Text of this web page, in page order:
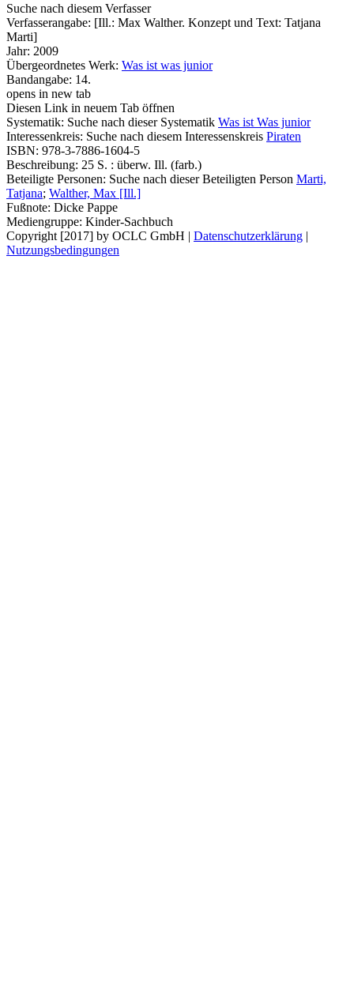
Suche nach diesem Verfasser
Verfasserangabe: [Ill.: Max Walther. Konzept und Text: Tatjana
Marti]
Jahr: 2009
Übergeordnetes Werk: Was ist was junior
Bandangabe: 14.
opens in new tab
Diesen Link in neuem Tab öffnen
Systematik: Suche nach dieser Systematik Was ist Was junior
Interessenkreis: Suche nach diesem Interessenskreis Piraten
ISBN: 978-3-7886-1604-5
Beschreibung: 25 S. : überw. Ill. (farb.)
Beteiligte Personen: Suche nach dieser Beteiligten Person Marti,
Tatjana; Walther, Max [Ill.]
Fußnote: Dicke Pappe
Mediengruppe: Kinder-Sachbuch
Copyright [2017] by OCLC GmbH | Datenschutzerklärung |
Nutzungsbedingungen